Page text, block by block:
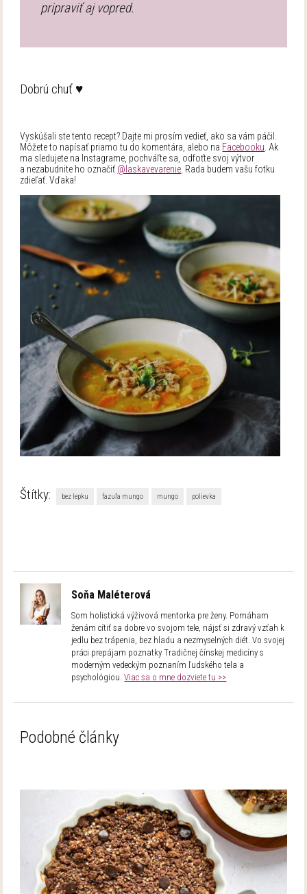
pripraviť aj vopred.
Dobrú chuť ♥
Vyskúšali ste tento recept? Dajte mi prosím vedieť, ako sa vám páčil.
Môžete to napísať priamo tu do komentára, alebo na Facebooku. Ak
ma sledujete na Instagrame, pochváľte sa, odfoťte svoj výtvor
a nezabudnite ho označiť @laskavevarenie. Rada budem vašu fotku
zdieľať. Vďaka!
Štítky: bez lepku fazuľa mungo mungo polievka
Soňa Maléterová
Som holistická výživová mentorka pre ženy. Pomáham
ženám cítiť sa dobre vo svojom tele, nájsť si zdravý vzťah k
jedlu bez trápenia, bez hladu a nezmyselných diét. Vo svojej
práci prepájam poznatky Tradičnej čínskej medicíny s
moderným vedeckým poznaním ľudského tela a
psychológiou.Viac sa o mne dozviete tu >>
Podobné články